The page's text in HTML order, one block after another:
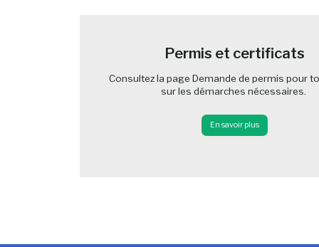
Permis et certificats
Consultez la page Demande de permis pour
sur les démarches nécessaires.
En savoir plus